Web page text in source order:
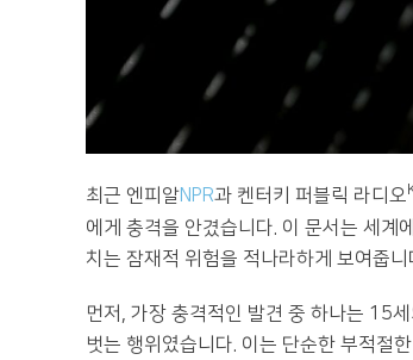
최근 엔피알NPR과 켄터키 퍼블릭 라디오
에게 충격을 안겼습니다. 이 문서는 세계
치는 잠재적 위험을 적나라하게 보여줍니
먼저, 가장 충격적인 발견 중 하나는 15
벗는 행위였습니다. 이는 단순한 부적절